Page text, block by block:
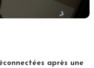
après une